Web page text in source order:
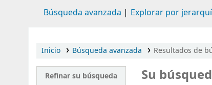
Búsqueda avanzada Explorar por
Inicio Búsqueda avanzada Resultados de
Refinar su búsqueda Su